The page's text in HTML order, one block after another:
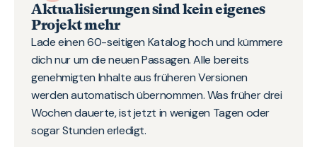
Aktualisierungen sind kein eigenes
Projekt mehr
Lade einen 60-seitigen Katalog hoch und kümmere
dich nur um die neuen Passagen. Alle bereits
genehmigten Inhalte aus früheren Versionen
werden automatisch übernommen. Was früher drei
Wochen dauerte, ist jetzt in wenigen Tagen oder
sogar Stunden erledigt.